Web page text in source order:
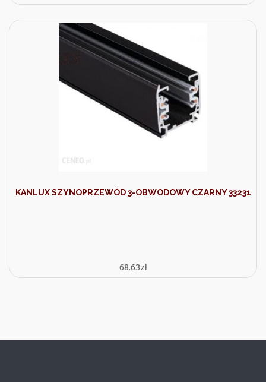
KANLUX SZYNOPRZEWÓD 3-OBWODOWY CZARNY 33231
68.63zł